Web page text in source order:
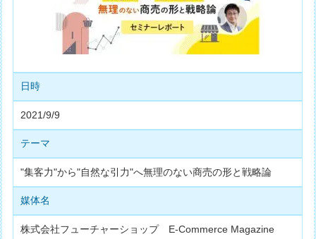
日時
2021/9/9
テーマ
"集客力"から"自然な引力"へ無理のない商売の形と戦略論
媒体名
株式会社フューチャーショップ E-Commerce Magazine